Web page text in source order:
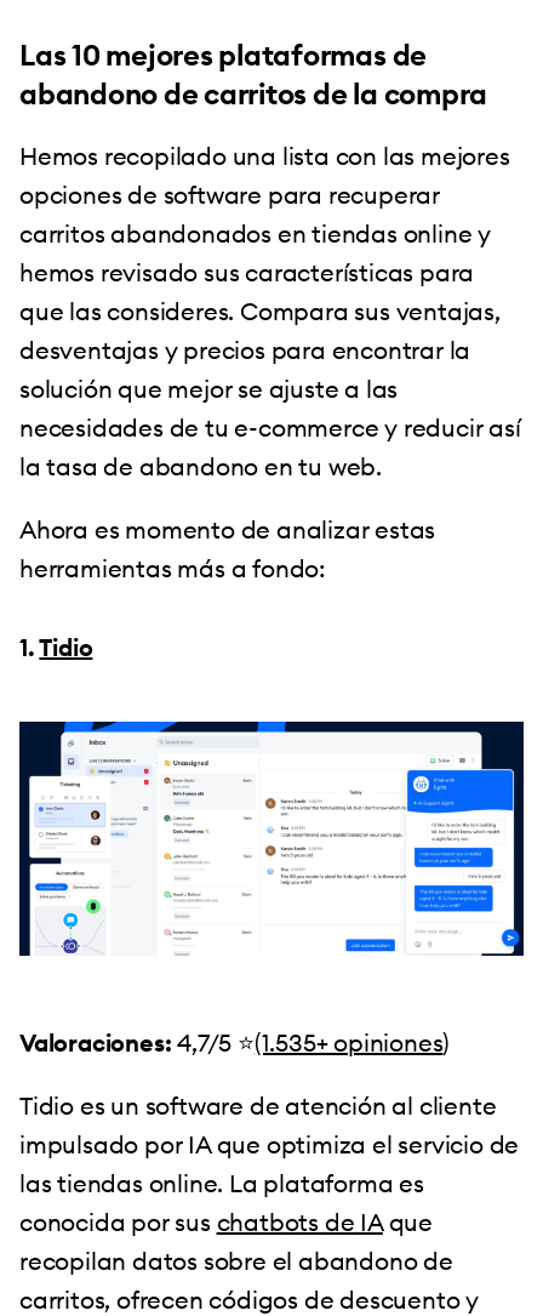
Las 10 mejores plataformas de
abandono de carritos de la compra
Hemos recopilado una lista con las mejores
opciones de software para recuperar
carritos abandonados en tiendas online y
hemos revisado sus características para
que las consideres. Compara sus ventajas,
desventajas y precios para encontrar la
solución que mejor se ajuste a las
necesidades de tu e-commerce y reducir así
la tasa de abandono en tu web.
Ahora es momento de analizar estas
herramientas más a fondo:
1.Tidio
Valoraciones: 4,7/5 ⭐️(1.535+ opiniones)
Tidio es un software de atención al cliente
impulsado por IA que optimiza el servicio de
las tiendas online. La plataforma es
conocida por sus chatbots de IAque
recopilan datos sobre el abandono de
carritos, ofrecen códigos de descuento y